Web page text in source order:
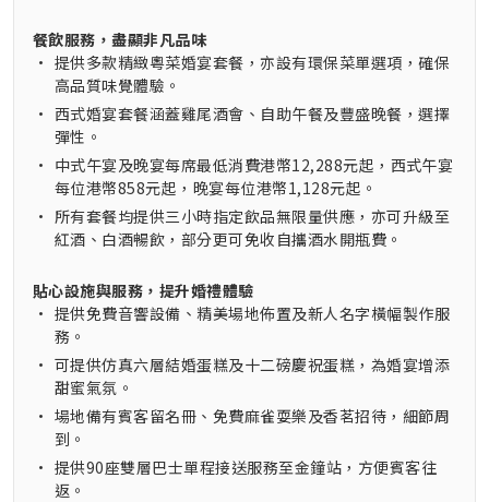
餐飲服務，盡顯非凡品味
• 提供多款精緻粵菜婚宴套餐，亦設有環保菜單選項，確保
高品質味覺體驗。
• 西式婚宴套餐涵蓋雞尾酒會、自助午餐及豐盛晚餐，選擇
彈性。
• 中式午宴及晚宴每席最低消費港幣12,288元起，西式午宴
每位港幣858元起，晚宴每位港幣1,128元起。
• 所有套餐均提供三小時指定飲品無限量供應，亦可升級至
紅酒、白酒暢飲，部分更可免收自攜酒水開瓶費。
貼心設施與服務，提升婚禮體驗
• 提供免費音響設備、精美場地佈置及新人名字橫幅製作服
務。
• 可提供仿真六層結婚蛋糕及十二磅慶祝蛋糕，為婚宴增添
甜蜜氣氛。
• 場地備有賓客留名冊、免費麻雀耍樂及香茗招待，細節周
到。
• 提供90座雙層巴士單程接送服務至金鐘站，方便賓客往
返。